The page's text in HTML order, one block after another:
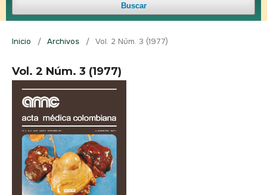
Buscar
Inicio / Archivos / Vol. 2 Núm. 3 (1977)
Vol. 2 Núm. 3 (1977)